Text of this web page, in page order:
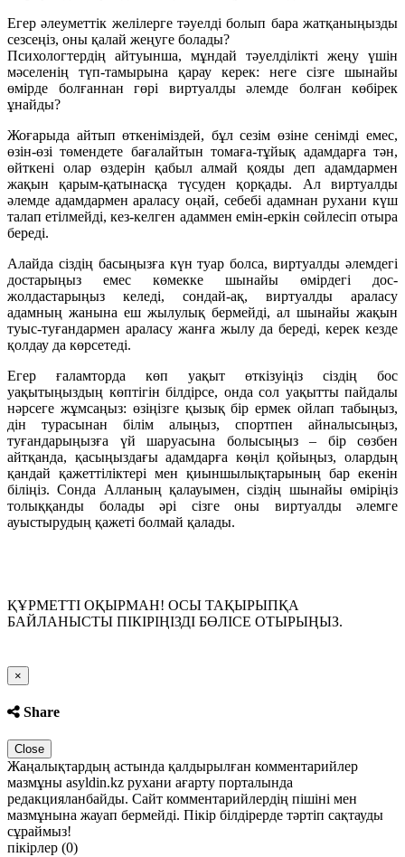
Егер әлеуметтік желілерге тәуелді болып бара жатқаныңызды
сезсеңіз, оны қалай жеңуге болады?
Психологтердің айтуынша, мұндай тәуелділікті жеңу үшін
мәселенің түп-тамырына қарау керек: неге сізге шынайы
өмірде болғаннан гөрі виртуалды әлемде болған көбірек
ұнайды?
Жоғарыда айтып өткеніміздей, бұл сезім өзіне сенімді емес,
өзін-өзі төмендете бағалайтын томаға-тұйық адамдарға тән,
өйткені олар өздерін қабыл алмай қояды деп адамдармен
жақын қарым-қатынасқа түсуден қорқады. Ал виртуалды
әлемде адамдармен араласу оңай, себебі адамнан рухани күш
талап етілмейді, кез-келген адаммен емін-еркін сөйлесіп отыра
береді.
Алайда сіздің басыңызға күн туар болса, виртуалды әлемдегі
достарыңыз емес көмекке шынайы өмірдегі дос-
жолдастарыңыз келеді, сондай-ақ, виртуалды араласу
адамның жанына еш жылулық бермейді, ал шынайы жақын
туыс-туғандармен араласу жанға жылу да береді, керек кезде
қолдау да көрсетеді.
Егер ғаламторда көп уақыт өткізуіңіз сіздің бос
уақытыңыздың көптігін білдірсе, онда сол уақытты пайдалы
нәрсеге жұмсаңыз: өзіңізге қызық бір ермек ойлап табыңыз,
дін турасынан білім алыңыз, спортпен айналысыңыз,
туғандарыңызға үй шаруасына болысыңыз – бір сөзбен
айтқанда, қасыңыздағы адамдарға көңіл қойыңыз, олардың
қандай қажеттіліктері мен қиыншылықтарының бар екенін
біліңіз. Сонда Алланың қалауымен, сіздің шынайы өміріңіз
толыққанды болады әрі сізге оны виртуалды әлемге
ауыстырудың қажеті болмай қалады.
ҚҰРМЕТТІ ОҚЫРМАН! ОСЫ ТАҚЫРЫПҚА
БАЙЛАНЫСТЫ ПІКІРІҢІЗДІ БӨЛІСЕ ОТЫРЫҢЫЗ.
×
Share
Close
Жаңалықтардың астында қалдырылған комментарийлер
мазмұны asyldin.kz рухани ағарту порталында
редакцияланбайды. Сайт комментарийлердің пішіні мен
мазмұнына жауап бермейді. Пікір білдірерде тәртіп сақтауды
сұраймыз!
пікірлер (0)